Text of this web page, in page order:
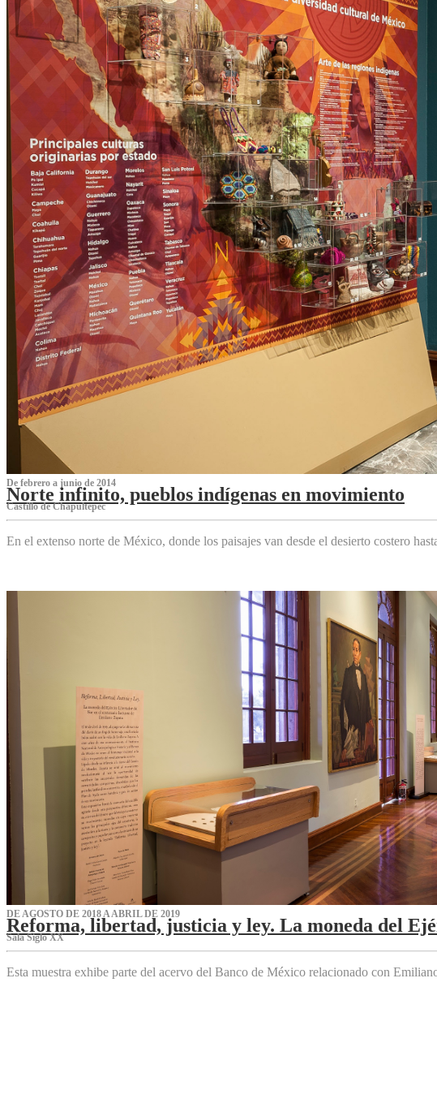
De febrero a junio de 2014
Norte infinito, pueblos indígenas en movimiento
Castillo de Chapultepec
En el extenso norte de México, donde los paisajes van desde el desierto costero
DE AGOSTO DE 2018 A ABRIL DE 2019
Reforma, libertad, justicia y ley. La moneda del
Sala Siglo XX
Esta muestra exhibe parte del acervo del Banco de México relacionado con